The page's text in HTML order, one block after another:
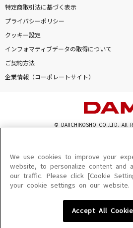
特定商取引法に基づく表示
プライバシーポリシー
クッキー設定
インフォマティブデータの取得について
ご契約方法
企業情報（コーポレートサイト）
© DAIICHIKOSHO CO.,LTD. All
このサイトに掲載されている一切の文章・画像・
を問わず、著作権法の定める範囲を超えて無断で
を禁じます。
楽曲及びコンテンツは、機種によりご利用いただけ
楽曲及びコンテンツの配信日、配信内容が変更にな
We use cookies to improve your
website, to personalize content and
our traffic. Please click [Cookie
your cookie settings on our website.
Accept All